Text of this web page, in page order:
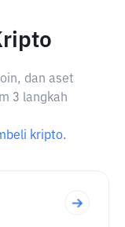
dan aset
3 langkah
kripto.